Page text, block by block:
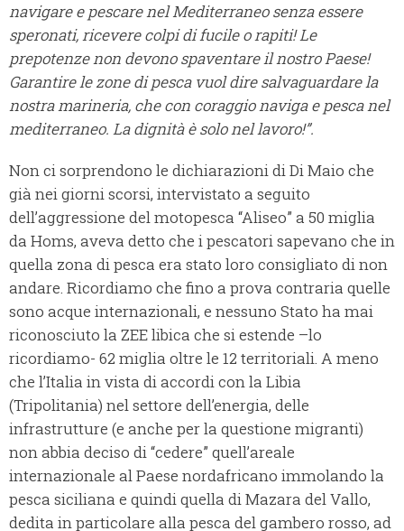
navigare e pescare nel Mediterraneo senza essere
speronati, ricevere colpi di fucile o rapiti! Le
prepotenze non devono spaventare il nostro Paese!
Garantire le zone di pesca vuol dire salvaguardare la
nostra marineria, che con coraggio naviga e pesca nel
mediterraneo. La dignità è solo nel lavoro!”.
Non ci sorprendono le dichiarazioni di Di Maio che
già nei giorni scorsi, intervistato a seguito
dell’aggressione del motopesca “Aliseo” a 50 miglia
da Homs, aveva detto che i pescatori sapevano che in
quella zona di pesca era stato loro consigliato di non
andare. Ricordiamo che fino a prova contraria quelle
sono acque internazionali, e nessuno Stato ha mai
riconosciuto la ZEE libica che si estende –lo
ricordiamo- 62 miglia oltre le 12 territoriali. A meno
che l’Italia in vista di accordi con la Libia
(Tripolitania) nel settore dell’energia, delle
infrastrutture (e anche per la questione migranti)
non abbia deciso di “cedere” quell’areale
internazionale al Paese nordafricano immolando la
pesca siciliana e quindi quella di Mazara del Vallo,
dedita in particolare alla pesca del gambero rosso, ad